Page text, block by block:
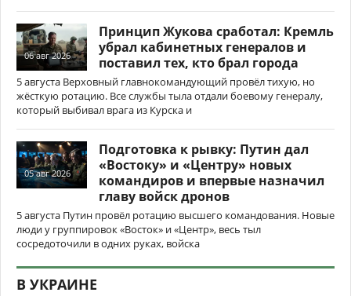
06 авг 2026
Принцип Жукова сработал: Кремль
убрал кабинетных генералов и
поставил тех, кто брал города
5 августа Верховный главнокомандующий провёл тихую, но
жёсткую ротацию. Все службы тыла отдали боевому генералу,
который выбивал врага из Курска и
05 авг 2026
Подготовка к рывку: Путин дал
«Востоку» и «Центру» новых
командиров и впервые назначил
главу войск дронов
5 августа Путин провёл ротацию высшего командования. Новые
люди у группировок «Восток» и «Центр», весь тыл
сосредоточили в одних руках, войска
В УКРАИНЕ